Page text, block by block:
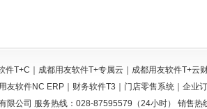
件T+C｜成都用友软件T+专属云｜成都用友软件T+
友软件NC ERP｜财务软件T3｜门店零售系统｜企
限公司 服务热线：028-87595579（24小时） 销售